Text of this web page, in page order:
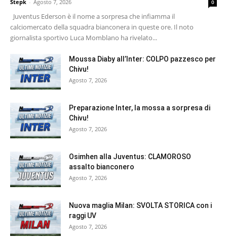
Stepk - Agosto 7, 2026 0
Juventus Ederson è il nome a sorpresa che infiamma il
calciomercato della squadra bianconera in queste ore. Il noto
giornalista sportivo Luca Momblano ha rivelato...
Moussa Diaby all’Inter: COLPO pazzesco per
Chivu!
Agosto 7, 2026
Preparazione Inter, la mossa a sorpresa di
Chivu!
Agosto 7, 2026
Osimhen alla Juventus: CLAMOROSO
assalto bianconero
Agosto 7, 2026
Nuova maglia Milan: SVOLTA STORICA con i
raggi UV
Agosto 7, 2026